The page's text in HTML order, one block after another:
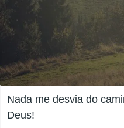
Nada me desvia do
Deus!